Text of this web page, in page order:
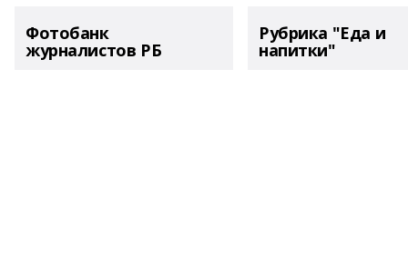
Фотобанк
журналистов РБ
Рубрика "Еда и
напитки"